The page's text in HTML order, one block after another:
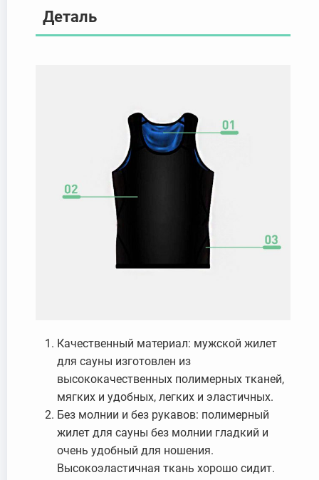
Деталь
Качественный материал: мужской жилет
для сауны изготовлен из
высококачественных полимерных тканей,
мягких и удобных, легких и эластичных.
Без молнии и без рукавов: полимерный
жилет для сауны без молнии гладкий и
очень удобный для ношения.
Высокоэластичная ткань хорошо сидит.